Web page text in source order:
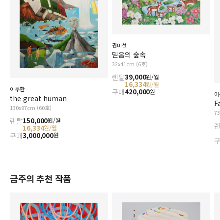
이두한
the great human
130x97cm (60호)
렌탈150,000원/월
16,334원/월
구매3,000,000원
권미선
믿음의 숲속
32x41cm (6호)
렌탈39,000원/월
16,334원/월
구매420,000원
금주의 추천 작품